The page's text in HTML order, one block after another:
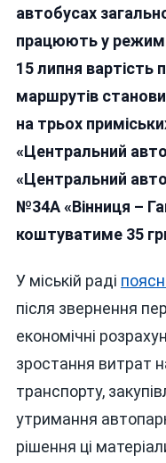
автобусах
працюють у
15 липня вартість
маршрутів
на трьох
«Центральний
«Центральний
№34А «Вінниця –
коштуватиме 35
У міській раді
після звернення
економічні
зростання витрат
транспорту,
утримання
рішення ці